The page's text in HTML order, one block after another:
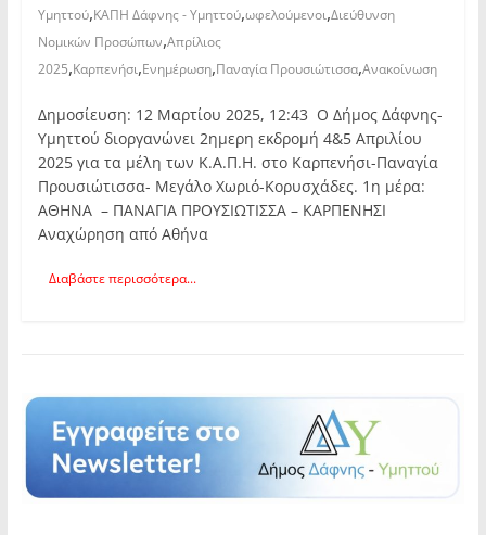
Υμηττού,ΚΑΠΗ Δάφνης - Υμηττού,ωφελούμενοι,Διεύθυνση
Νομικών Προσώπων,Απρίλιος
2025,Καρπενήσι,Ενημέρωση,Παναγία Προυσιώτισσα,Ανακοίνωση
Δημοσίευση: 12 Μαρτίου 2025, 12:43 Ο Δήμος Δάφνης-
Υμηττού διοργανώνει 2ημερη εκδρομή 4&5 Απριλίου
2025 για τα μέλη των Κ.Α.Π.Η. στο Καρπενήσι-Παναγία
Προυσιώτισσα- Μεγάλο Χωριό-Κορυσχάδες. 1η μέρα:
ΑΘΗΝΑ – ΠΑΝΑΓΙΑ ΠΡΟΥΣΙΩΤΙΣΣΑ – ΚΑΡΠΕΝΗΣΙ
Αναχώρηση από Αθήνα
Διαβάστε περισσότερα...